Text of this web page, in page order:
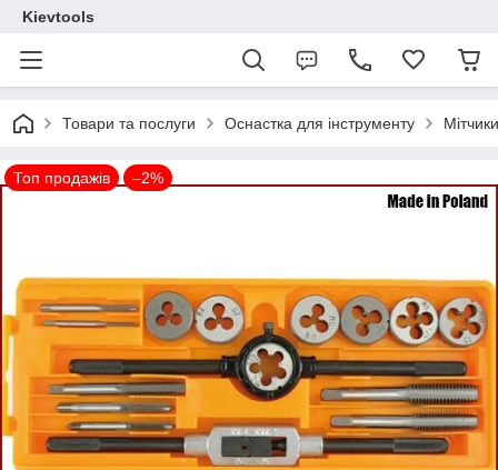
Kievtools
Товари та послуги Оснастка для інструменту
Топ продажів –2%